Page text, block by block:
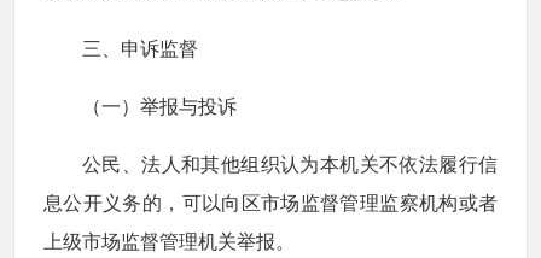
三、申诉监督
（一）举报与投诉
公民、法人和其他组织认为本机关不依法履行信
息公开义务的，可以向区市场监督管理监察机构或者
上级市场监督管理机关举报。